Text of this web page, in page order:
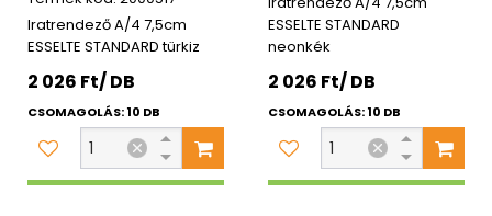
Iratrendező A/4 7,5cm
ESSELTE STANDARD türkiz
2 026 Ft/ DB
CSOMAGOLÁS: 10 DB
ESSELTE STANDARD
neonkék
2 026 Ft/ DB
CSOMAGOLÁS: 10 DB